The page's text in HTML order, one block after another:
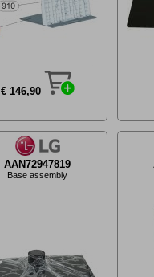
€ 146,90
AAN72947819
Base assembly